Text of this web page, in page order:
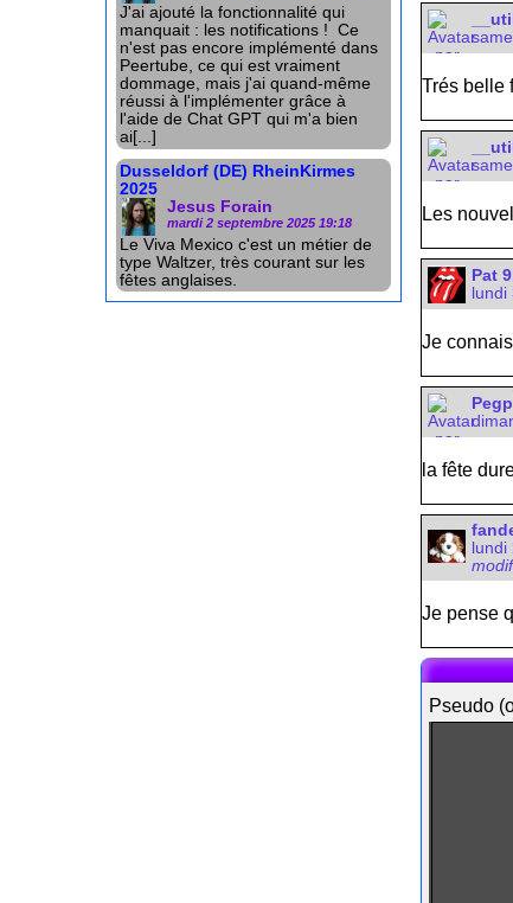
J'ai ajouté la fonctionnalité qui
manquait : les notifications ! Ce
n'est pas encore implémenté dans
Peertube, ce qui est vraiment
dommage, mais j'ai quand-même
réussi à l'implémenter grâce à
l'aide de Chat GPT qui m'a bien
ai[...]
Dusseldorf (DE) RheinKirmes
2025
Jesus Forain
mardi 2 septembre 2025 19:18
Le Viva Mexico c'est un métier de
type Waltzer, très courant sur les
fêtes anglaises.
Trés belle
Les
Pat
Je
la fête
Je pense
Pseudo